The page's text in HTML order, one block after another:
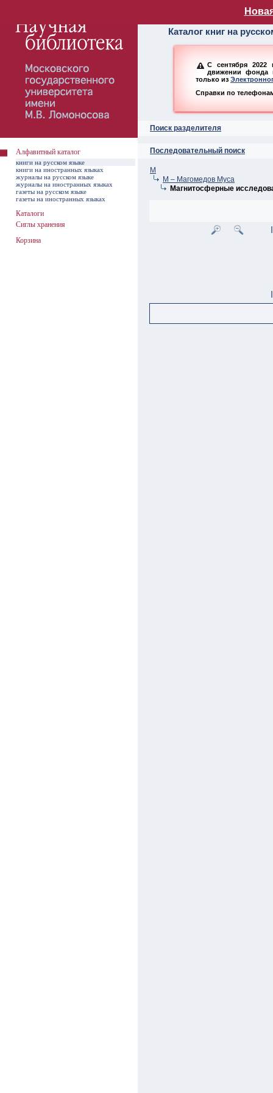
Алфавитный
Каталог книг на
С сентября 2022
движении фонда
только из
Справки по
Поиск разделителя
Последовательный поиск
М
М – Магомедов Муса
Магнитосферные
Алфавитный каталог
книги на русском языке
книги на иностранных языках
журналы на русском языке
журналы на иностранных языках
газеты на русском языке
газеты на иностранных языках
Каталоги
Сиглы хранения
Корзина